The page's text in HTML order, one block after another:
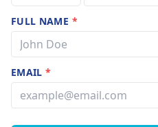
FULL NAME *
EMAIL*